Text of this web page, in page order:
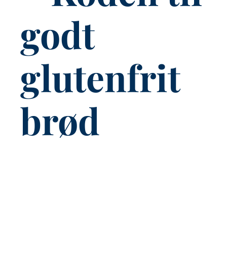
godt
glutenfrit
brød